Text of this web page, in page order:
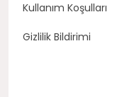
Kullanım Koşulları
Gizlilik Bildirimi